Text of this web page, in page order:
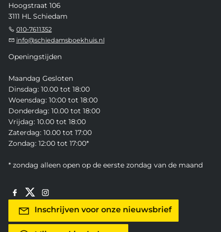
Hoogstraat 106
3111 HL Schiedam
010-7611352
info@schiedamsboekhuis.nl
Openingstijden
Maandag Gesloten
Dinsdag: 10.00 tot 18:00
Woensdag: 10:00 tot 18:00
Donderdag: 10.00 tot 18:00
Vrijdag: 10.00 tot 18:00
Zaterdag: 10.00 tot 17:00
Zondag: 12:00 tot 17:00*
* zondag alleen open op de eerste zondag van de maand
Inschrijven voor onze nieuwsbrief